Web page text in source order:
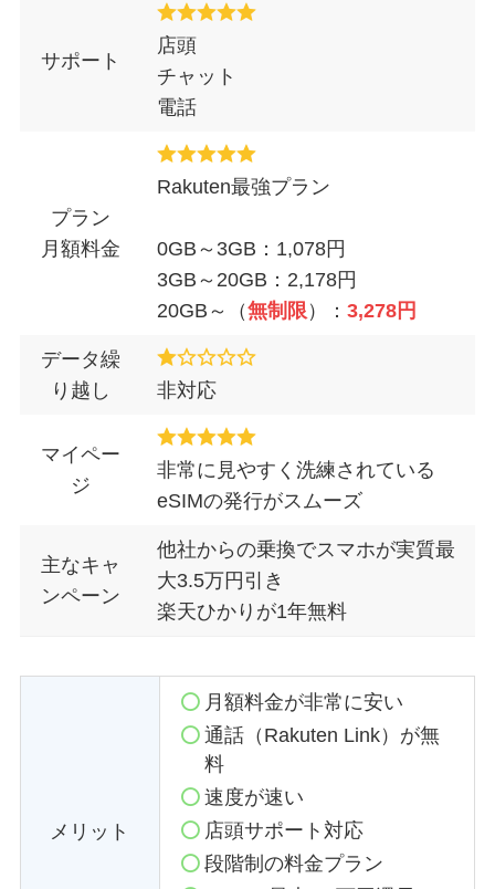
サポート
店頭
チャット
電話
プラン
月額料金
Rakuten最強プラン
0GB～3GB：1,078円
3GB～20GB：2,178円
20GB～（無制限 ）：3,278円
データ繰
り越し
非対応
マイペー
ジ
非常に見やすく洗練されている
eSIMの発行がスムーズ
主なキャ
ンペーン
他社からの乗換でスマホが実質最
大3.5万円引き
楽天ひかりが1年無料
メリット
月額料金が非常に安い
通話（Rakuten Link）が無
料
速度が速い
店頭サポート対応
段階制の料金プラン